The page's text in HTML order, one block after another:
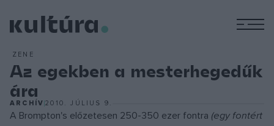
ZENE
Az egekben a mesterhegedűk
ára
ARCHÍV2010. JÚLIUS 9.
A Brompton's előzetesen 250-350 ezer fontra (egy fontért